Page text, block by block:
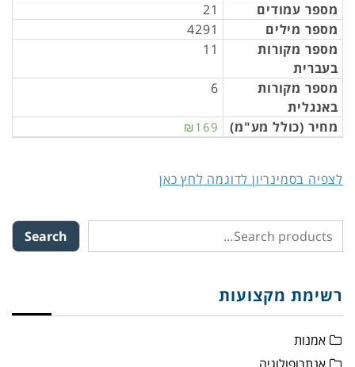
מספר עמודים
21
מספר מילים
4291
מספר מקורות
בעברית
11
מספר מקורות
באנגלית
6
מחיר (כולל מע"מ) ₪169
לצפיה בסמינריון לדוגמה לחץ כאן
Search
רשימת מקצועות
אמנות